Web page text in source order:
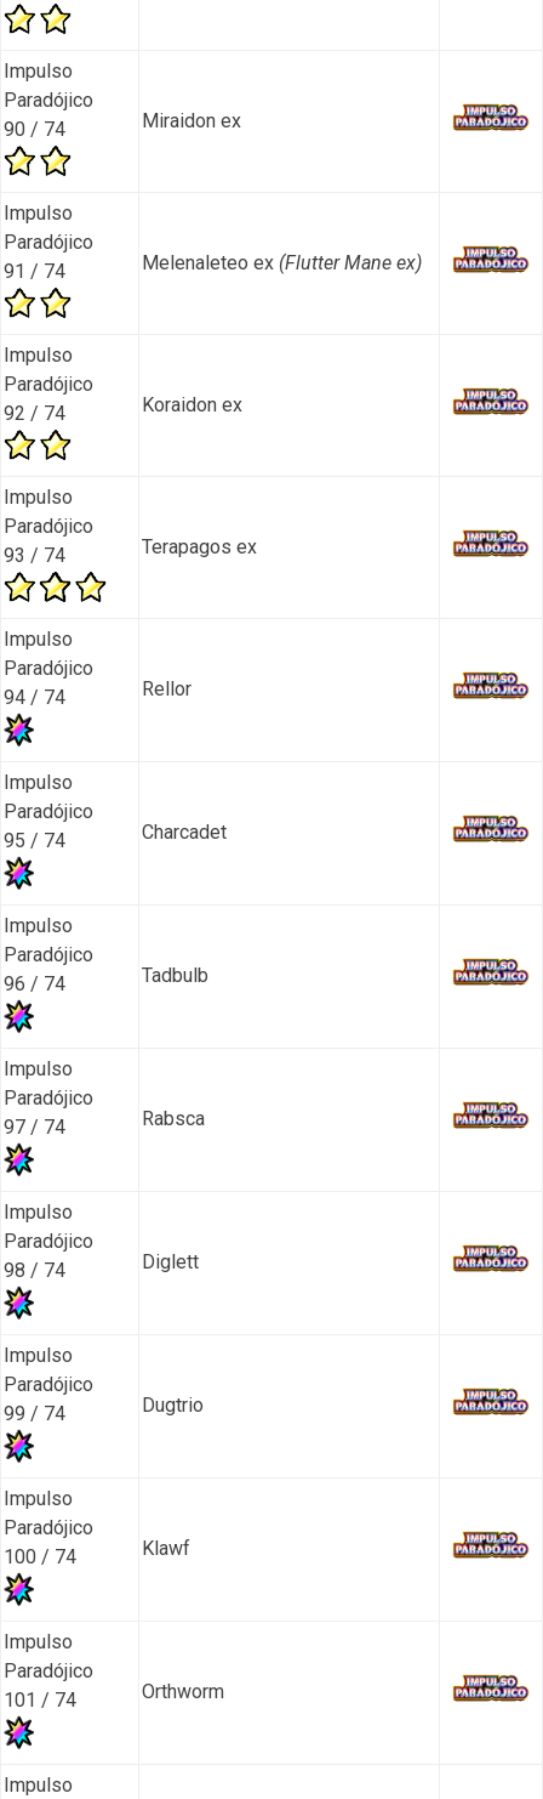
Impulso
Paradójico
90 / 74
Miraidon ex
Impulso
Paradójico
91 / 74
Melenaleteo ex (Flutter Mane ex)
Impulso
Paradójico
92 / 74
Koraidon ex
Impulso
Paradójico
93 / 74
Terapagos ex
Impulso
Paradójico
94 / 74
Rellor
Impulso
Paradójico
95 / 74
Charcadet
Impulso
Paradójico
96 / 74
Tadbulb
Impulso
Paradójico
97 / 74
Rabsca
Impulso
Paradójico
98 / 74
Diglett
Impulso
Paradójico
99 / 74
Dugtrio
Impulso
Paradójico
100 / 74
Klawf
Impulso
Paradójico
101 / 74
Orthworm
Impulso